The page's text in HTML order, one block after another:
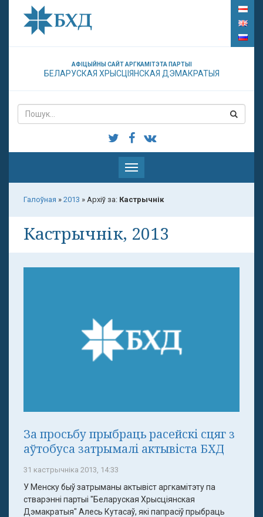
АФІЦЫЙНЫ САЙТ АРГКАМІТЭТА ПАРТЫІ
БЕЛАРУСКАЯ ХРЫСЦІЯНСКАЯ ДЭМАКРАТЫЯ
Паказаць
меню
Галоўная » 2013 » Архіў за: Кастрычнік
Кастрычнік, 2013
За просьбу прыбраць расейскі сцяг з
аўтобуса затрымалі актывіста БХД
31 кастрычніка 2013, 14:33
У Менску быў затрыманы актывіст аргкамітэту па
стварэнні партыі "Беларуская Хрысціянская
Дэмакратыя" Алесь Кутасаў, які папрасіў прыбраць